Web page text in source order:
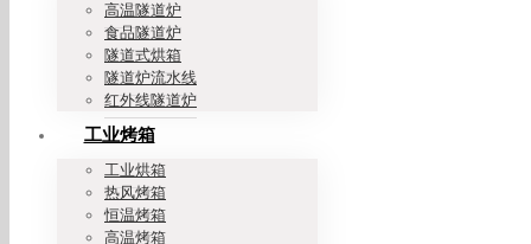
高温隧道炉
食品隧道炉
隧道式烘箱
隧道炉流水线
红外线隧道炉
工业烤箱
工业烘箱
热风烤箱
恒温烤箱
高温烤箱